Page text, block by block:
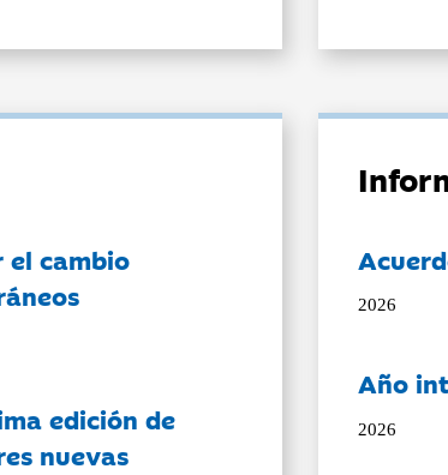
el cambio
edición de
nuevas
2026
Año
2026